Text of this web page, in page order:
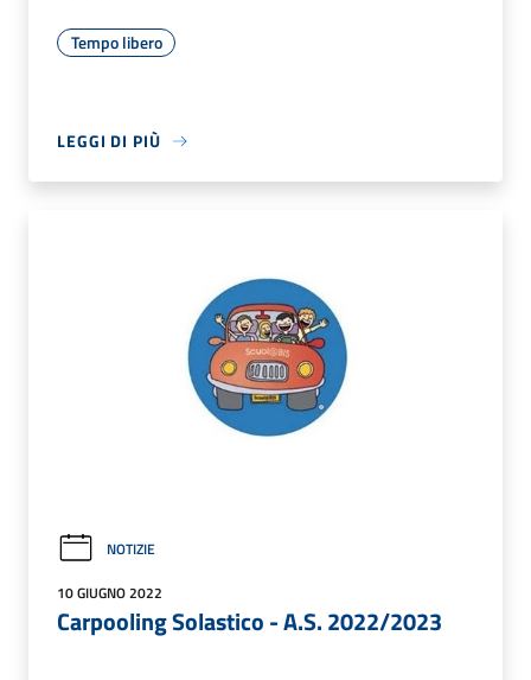
Tempo libero
LEGGI DI PIÙ
NOTIZIE
10 GIUGNO 2022
Carpooling Solastico - A.S. 2022/2023